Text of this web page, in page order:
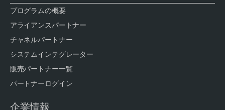
プログラムの概要
アライアンスパートナー
チャネルパートナー
システムインテグレーター
販売パートナー一覧
パートナーログイン
企業情報